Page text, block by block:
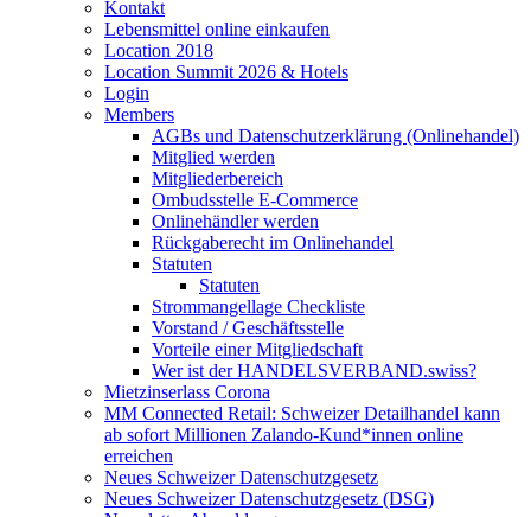
Kontakt
Lebensmittel online einkaufen
Location 2018
Location Summit 2026 & Hotels
Login
Members
AGBs und Datenschutzerklärung (Onlinehandel)
Mitglied werden
Mitgliederbereich
Ombudsstelle E-Commerce
Onlinehändler werden
Rückgaberecht im Onlinehandel
Statuten
Statuten
Strommangellage Checkliste
Vorstand / Geschäftsstelle
Vorteile einer Mitgliedschaft
Wer ist der HANDELSVERBAND.swiss?
Mietzinserlass Corona
MM Connected Retail: Schweizer Detailhandel kann
ab sofort Millionen Zalando-Kund*innen online
erreichen
Neues Schweizer Datenschutzgesetz
Neues Schweizer Datenschutzgesetz (DSG)